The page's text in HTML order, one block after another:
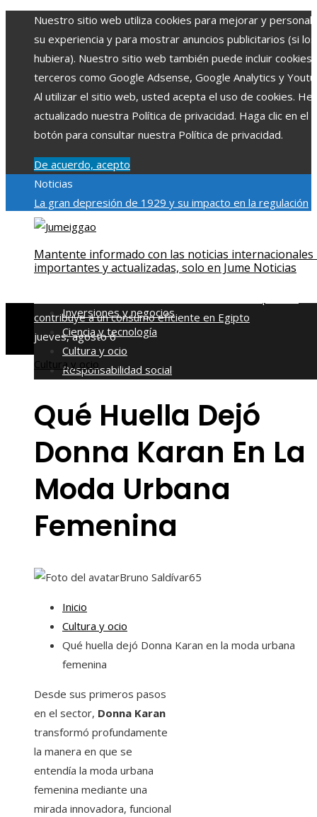
Nuestro sitio web utiliza cookies para mejorar y
su experiencia y para mostrar anuncios publicitarios (si los
hubiera). Nuestro sitio web también puede incluir cookies
terceros como Google Adsense, Google Analytics y
Al utilizar el sitio web, usted acepta el uso de cookies.
actualizado nuestra Política de privacidad. Haga clic en el
botón para consultar nuestra Política de privacidad.
De acuerdo, acepto
Noticias
La gran depresión de 1929 y su impacto en la regulación
bancariaLas 15 exploraciones espaciales que ampliaron
individuales más grandes y su impacto en la ciencia y
tecnología
Modelos de desarrollo sostenible basados en
contribuye a un consumo eficiente en Egipto
jueves, agosto 6
Mantente informado con las noticias internacionales
importantes y actualizadas, solo en Jume Noticias
Inversiones y negocios
Ciencia y tecnología
Cultura y ocio
Responsabilidad social
Cultura y ocio
Qué Huella Dejó
Donna Karan En La
Moda Urbana
Femenina
Bruno Saldívar65
Inicio
Cultura y ocio
Qué huella dejó Donna Karan en la moda urbana
femenina
Desde sus primeros pasos
en el sector, Donna Karan
transformó profundamente
la manera en que se
entendía la moda urbana
femenina mediante una
mirada innovadora, funcional